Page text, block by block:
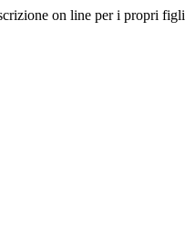
on line per i propri figli